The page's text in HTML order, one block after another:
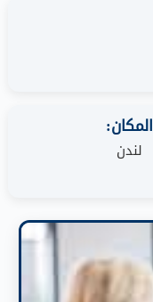
المكان:
لندن